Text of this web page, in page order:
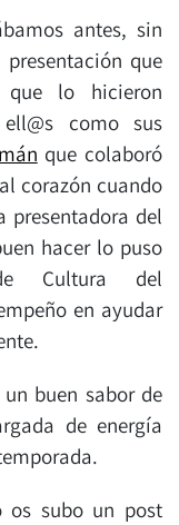
antes, sin
que
lo hicieron
como sus
que colaboró
corazón cuando
presentadora del
hacer lo puso
Cultura del
en ayudar
buen sabor de
de energía
os subo un post